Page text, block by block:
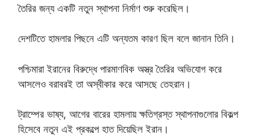
তৈরির জন্য একটি নতুন স্থাপনা নির্মাণ শুরু করেছিল।
দেশটিতে হামলার পিছনে এটি অন্যতম কারণ ছিল বলে জানান তিনি।
পশ্চিমারা ইরানের বিরুদ্ধে পারমাণবিক অস্ত্র তৈরির অভিযোগ করে
আসলেও বরাবরই তা অস্বীকার করে আসছে তেহরান।
ট্রাম্পের ভাষ্য, আগের বারের হামলায় ক্ষতিগ্রস্ত স্থাপনাগুলোর বিকল্প
হিসেবে নতুন এই প্রকল্পে হাত দিয়েছিল ইরান।